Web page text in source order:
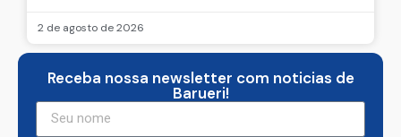
2 de agosto de 2026
Receba nossa newsletter com noticias de
Barueri!